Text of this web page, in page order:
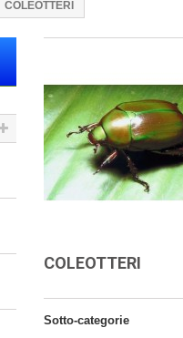
COLEOTTERI
COLEOTTERI
Sotto-categorie